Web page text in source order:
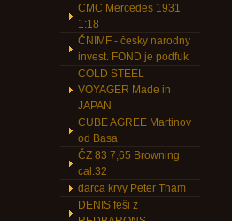
CMC Mercedes 1931
1:18
ČNIMF - česky narodny
invest. FOND je podfuk
COLD STEEL
VOYAGER Made in
JAPAN
CUBE AGREE Martinov
od Basa
ČZ 83 7,65 Browning
cal.32
darca krvy Peter Tham
DENIS feši z